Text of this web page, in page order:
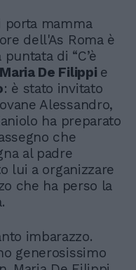
porta mamma
dell'As Roma è
di “C’è
Maria De Filippi e
: è stato invitato
Alessandro,
ha preparato
che
al padre
lui a organizzare
che ha perso la
imbarazzo.
generosissimo